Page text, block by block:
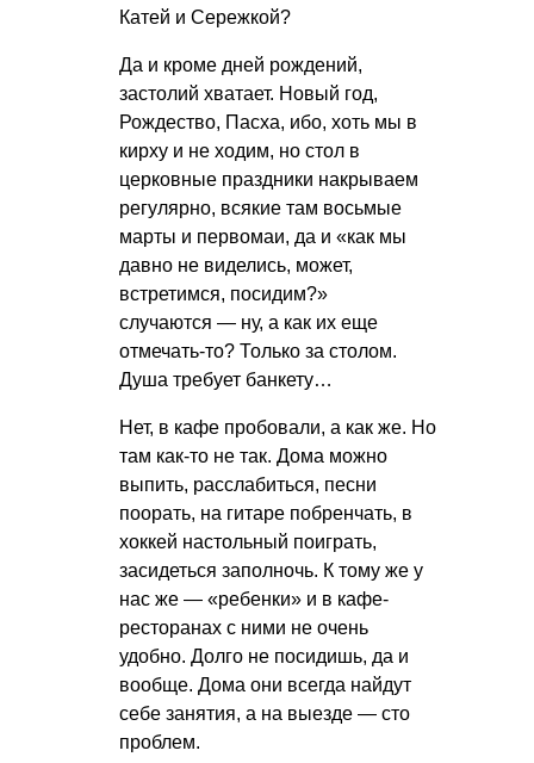
Катей и Сережкой?
Да и кроме дней рождений,
застолий хватает. Новый год,
Рождество, Пасха, ибо, хоть мы в
кирху и не ходим, но стол в
церковные праздники накрываем
регулярно, всякие там восьмые
марты и первомаи, да и «как мы
давно не виделись, может,
встретимся, посидим?»
случаются — ну, а как их еще
отмечать-то? Только за столом.
Душа требует банкету…
Нет, в кафе пробовали, а как же. Но
там как-то не так. Дома можно
выпить, расслабиться, песни
поорать, на гитаре побренчать, в
хоккей настольный поиграть,
засидеться заполночь. К тому же у
нас же — «ребенки» и в кафе-
ресторанах с ними не очень
удобно. Долго не посидишь, да и
вообще. Дома они всегда найдут
себе занятия, а на выезде — сто
проблем.